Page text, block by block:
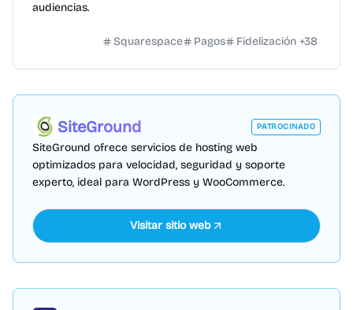
audiencias.
Squarespace Pagos Fidelización +38
SiteGround PATROCINADO
SiteGround ofrece servicios de hosting web
optimizados para velocidad, seguridad y soporte
experto, ideal para WordPress y WooCommerce.
Visitar sitio web